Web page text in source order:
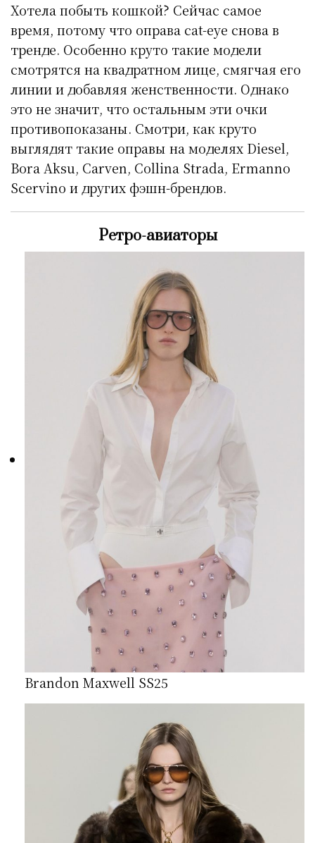
Хотела побыть кошкой? Сейчас самое
время, потому что оправа cat-eye снова в
тренде. Особенно круто такие модели
смотрятся на квадратном лице, смягчая его
линии и добавляя женственности. Однако
это не значит, что остальным эти очки
противопоказаны. Смотри, как круто
выглядят такие оправы на моделях Diesel,
Bora Aksu, Carven, Collina Strada, Ermanno
Scervino и других фэшн-брендов.
Ретро-авиаторы
Brandon Maxwell SS25